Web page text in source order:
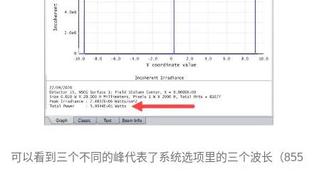
可以看到三个不同的峰代表了系统选项里的三个波长（855